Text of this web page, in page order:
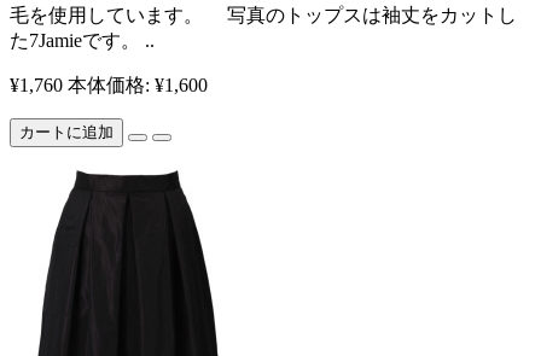
毛を使用しています。 写真のトップスは袖丈をカットし
た7Jamieです。 ..
¥1,760 本体価格: ¥1,600
カートに追加